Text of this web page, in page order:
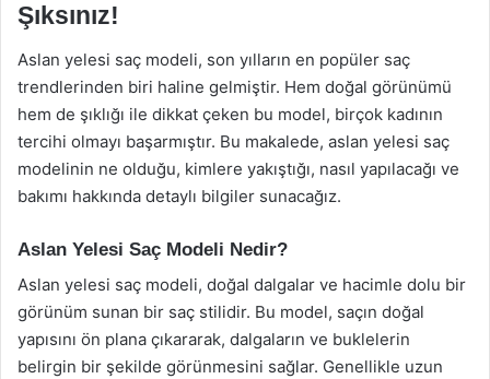
Şıksınız!
Aslan yelesi saç modeli, son yılların en popüler saç
trendlerinden biri haline gelmiştir. Hem doğal görünümü
hem de şıklığı ile dikkat çeken bu model, birçok kadının
tercihi olmayı başarmıştır. Bu makalede, aslan yelesi saç
modelinin ne olduğu, kimlere yakıştığı, nasıl yapılacağı ve
bakımı hakkında detaylı bilgiler sunacağız.
Aslan Yelesi Saç Modeli Nedir?
Aslan yelesi saç modeli, doğal dalgalar ve hacimle dolu bir
görünüm sunan bir saç stilidir. Bu model, saçın doğal
yapısını ön plana çıkararak, dalgaların ve buklelerin
belirgin bir şekilde görünmesini sağlar. Genellikle uzun